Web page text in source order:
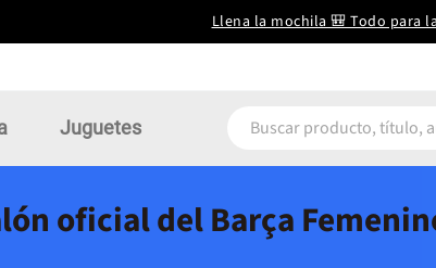
Llena la mochila 🎒 Todo para
Juguetes
oficial del Barça